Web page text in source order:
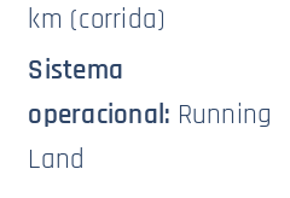
km (corrida)
Sistema
operacional: Running
Land